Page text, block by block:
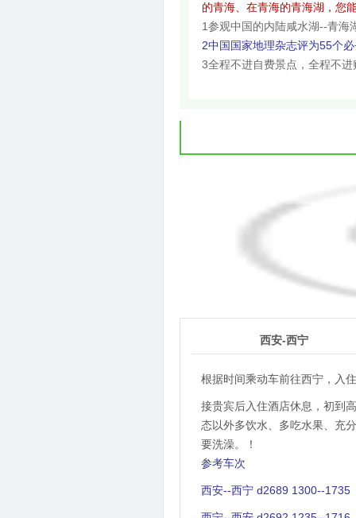
的青海、在青海的青海湖，您
1参观中国的内陆咸水湖--青海
2中国国家地理杂志评为55个
3全程不进自费景点，全程不进
西安-西宁
根据时间乘动车前往西宁，入
接贵宾后入住酒店休息，初到
态以外多饮水、多吃水果、充
要洗澡。！
参考车次
西安--西宁 d2689 1300--1735